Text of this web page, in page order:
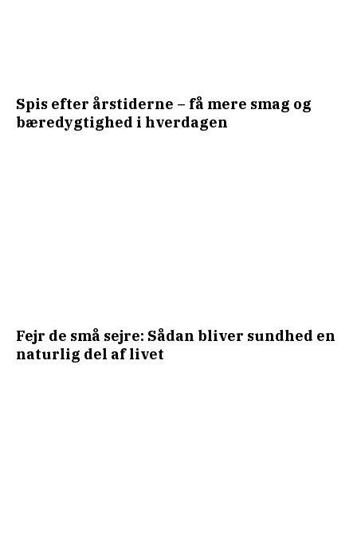
Spis efter årstiderne – få mere smag og
bæredygtighed i hverdagen
Fejr de små sejre: Sådan bliver sundhed en
naturlig del af livet